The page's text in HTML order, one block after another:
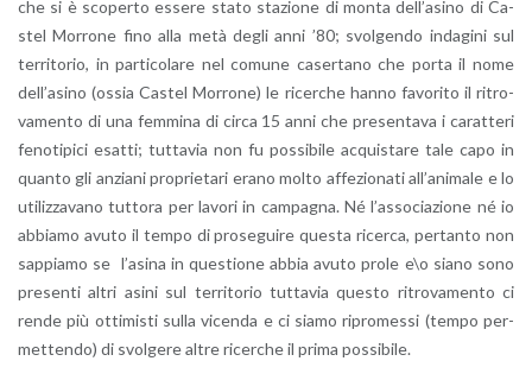
che si è sco­per­to es­se­re stato sta­zio­ne di monta del­l’a­si­no di Ca­
stel Mor­ro­ne fino alla metà degli anni ’80; svol­gen­do in­da­gi­ni sul
ter­ri­to­rio, in par­ti­co­la­re nel co­mu­ne ca­ser­ta­no che porta il nome
del­l’a­si­no (ossia Ca­stel Mor­ro­ne) le ri­cer­che hanno fa­vo­ri­to il ri­tro­
va­men­to di una fem­mi­na di circa 15 anni che pre­sen­ta­va i ca­rat­te­ri
fe­no­ti­pi­ci esat­ti; tut­ta­via non fu pos­si­bi­le ac­qui­sta­re tale capo in
quan­to gli an­zia­ni pro­prie­ta­ri erano molto af­fe­zio­na­ti al­l’a­ni­ma­le e lo
uti­liz­za­va­no tut­to­ra per la­vo­ri in cam­pa­gna. Né l’as­so­cia­zio­ne né io
ab­bia­mo avuto il tempo di pro­se­gui­re que­sta ri­cer­ca, per­tan­to non
sap­pia­mo se l’a­si­na in que­stio­ne abbia avuto prole e\o siano sono
pre­sen­ti altri asini sul ter­ri­to­rio tut­ta­via que­sto ri­tro­va­men­to ci
rende più ot­ti­mi­sti sulla vi­cen­da e ci siamo ri­pro­mes­si (tempo per­
met­ten­do) di svol­ge­re altre ri­cer­che il prima pos­si­bi­le.